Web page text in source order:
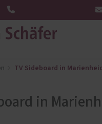
TV Sideboard in
in